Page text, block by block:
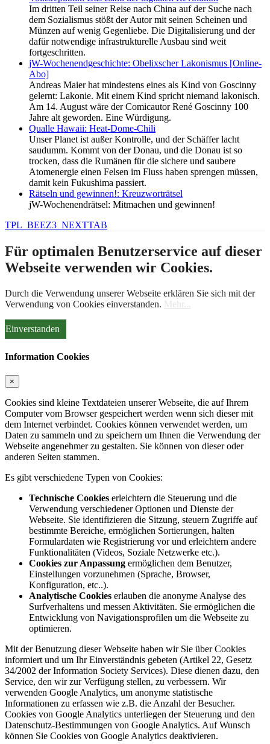
Im dritten Teil seiner Reise nach China auf der Suche nach
dem Sozialismus stößt der Autor mit seinen Scheinen und
Münzen auf wenig Gegenliebe. Die Digitalisierung und der
dafür notwendige infrastrukturelle Ausbau sind weit
fortgeschritten.
jW-Wochenendgeschichte: Obelixscher Lakonismus [Online-
Abo]
Andreas Maier hat mindestens eines als Kind von Goscinny
gelernt: Lakonie. Mit einem Kind spricht niemand lakonisch.
Am 14. August wäre der Comicautor René Goscinny 100
Jahre alt geworden. Eine Würdigung.
Qualle Hawaii: Heat-Dome-Chili
Unser Planet ist außer Kontrolle, und der Schäffer lacht
saudumm. Kommt von der Donau, und die Donau ist so
trocken, dass die Rumänen für die sichere und saubere
Atomenergie einen Felsen im Fluss haben sprengen müssen,
damit kein Fukushima passiert.
Rätseln und gewinnen!: Kreuzworträtsel
jW-Wochenendrätsel: Mitmachen und gewinnen!
TPL_BEEZ3_NEXTTAB
Für optimalen Benutzerservice auf dieser
Webseite verwenden wir Cookies.
Durch die Verwendung unserer Webseite erklären Sie sich mit der
Verwendung von Cookies einverstanden. Mehr...
Einverstanden
Information Cookies
×
Cookies sind kleine Textdateien unserer Webseite, die auf Ihrem
Computer vom Browser gespeichert werden wenn sich dieser mit
dem Internet verbindet. Cookies können verwendet werden, um
Daten zu sammeln und zu speichern um Ihnen die Verwendung der
Webseite angenehmer zu gestalten. Sie können von dieser oder
anderen Seiten stammen.
Es gibt verschiedene Typen von Cookies:
Technische Cookies erleichtern die Steuerung und die
Verwendung verschiedener Optionen und Dienste der
Webseite. Sie identifizieren die Sitzung, steuern Zugriffe auf
bestimmte Bereiche, ermöglichen Sortierungen, halten
Formulardaten wie Registrierung vor und erleichtern andere
Funktionalitäten (Videos, Soziale Netzwerke etc.).
Cookies zur Anpassung ermöglichen dem Benutzer,
Einstellungen vorzunehmen (Sprache, Browser,
Konfiguration, etc..).
Analytische Cookies erlauben die anonyme Analyse des
Surfverhaltens und messen Aktivitäten. Sie ermöglichen die
Entwicklung von Navigationsprofilen um die Webseite zu
optimieren.
Mit der Benutzung dieser Webseite haben wir Sie über Cookies
informiert und um Ihr Einverständnis gebeten (Artikel 22, Gesetz
34/2002 der Information Society Services). Diese dienen dazu, den
Service, den wir zur Verfügung stellen, zu verbessern. Wir
verwenden Google Analytics, um anonyme statistische
Informationen zu erfassen wie z.B. die Anzahl der Besucher.
Cookies von Google Analytics unterliegen der Steuerung und den
Datenschutz-Bestimmungen von Google Analytics. Auf Wunsch
können Sie Cookies von Google Analytics deaktivieren.